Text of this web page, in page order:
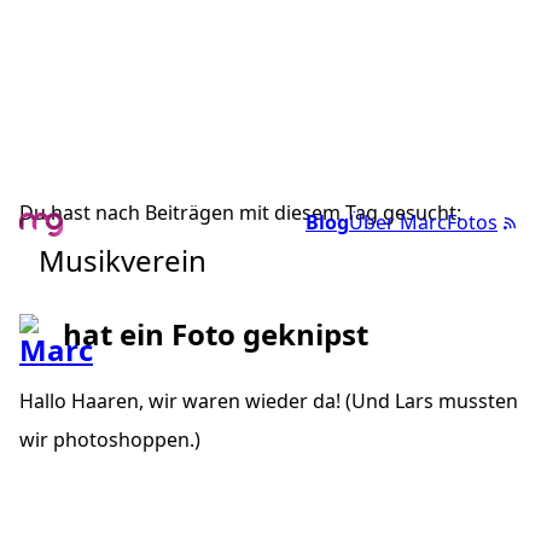
BlogÜber MarcFotos
Du hast nach Beiträgen mit diesem Tag gesucht:
Musikverein
hat ein Foto geknipst
Hallo Haaren, wir waren wieder da! (Und Lars mussten
wir photoshoppen.)